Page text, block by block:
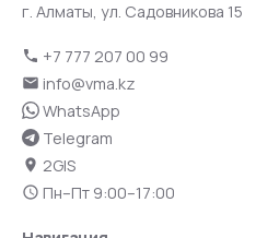
г. Алматы, ул. Садовникова 15
+7 777 207 00 99
info@vma.kz
WhatsApp
Telegram
2GIS
Пн–Пт 9:00–17:00